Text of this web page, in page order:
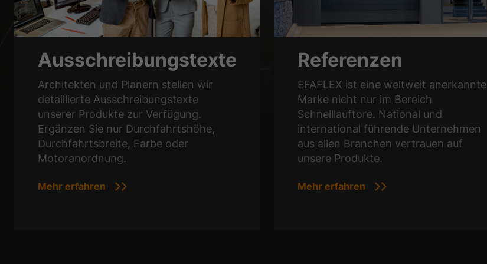
Ausschreibungstexte
Architekten und Planern stellen wir
detaillierte Ausschreibungstexte
unserer Produkte zur Verfügung.
Ergänzen Sie nur Durchfahrtshöhe,
Durchfahrtsbreite, Farbe oder
Motoranordnung.
Mehr erfahren
Referenzen
EFAFLEX ist eine weltweit anerkannte
Marke nicht nur im Bereich
Schnelllauftore. National und
international führende Unternehmen
aus allen Branchen vertrauen auf
unsere Produkte.
Mehr erfahren